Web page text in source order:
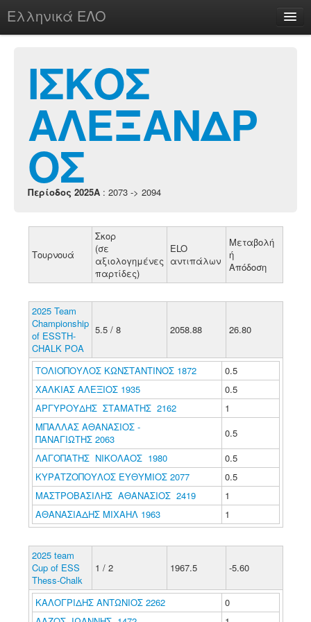
Ελληνικά ΕΛΟ
chesstu.be @ discord
Login
ΙΣΚΟΣ
ΑΛΕΞΑΝΔΡ
ΟΣ
Περίοδος 2025A : 2073 -> 2094
Τουρνουά
Σκορ
(σε
αξιολογημένες
παρτίδες)
ELO
αντιπάλων
Μεταβολή
ή
Απόδοση
2025 Team
Championship
of ESSTH-
CHALK POA
5.5 / 8 2058.88 26.80
ΤΟΛΙΟΠΟΥΛΟΣ ΚΩΝΣΤΑΝΤΙΝΟΣ 1872
0.5
ΧΑΛΚΙΑΣ ΑΛΕΞΙΟΣ 1935
0.5
ΑΡΓΥΡΟΥΔΗΣ ΣΤΑΜΑΤΗΣ 2162
1
ΜΠΑΛΛΑΣ ΑΘΑΝΑΣΙΟΣ -
ΠΑΝΑΓΙΩΤΗΣ 2063
0.5
ΛΑΓΟΠΑΤΗΣ ΝΙΚΟΛΑΟΣ 1980
0.5
ΚΥΡΑΤΖΟΠΟΥΛΟΣ ΕΥΘΥΜΙΟΣ 2077
0.5
ΜΑΣΤΡΟΒΑΣΙΛΗΣ ΑΘΑΝΑΣΙΟΣ 2419
1
ΑΘΑΝΑΣΙΑΔΗΣ ΜΙΧΑΗΛ 1963
1
2025 team
Cup of ESS
Thess-Chalk
1 / 2 1967.5 -5.60
ΚΑΛΟΓΡΙΔΗΣ ΑΝΤΩΝΙΟΣ 2262
0